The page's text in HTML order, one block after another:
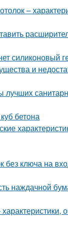
–
силиконовый
и
лучших
бетона
ключа на
наждачной